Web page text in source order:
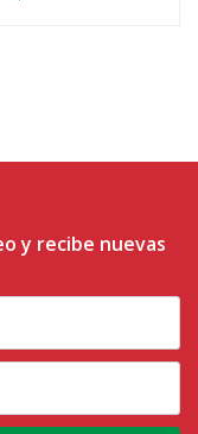
y recibe nuevas